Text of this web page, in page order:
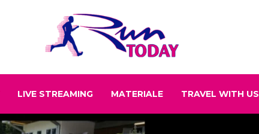
LIVE STREAMING MATERIALE TRAVEL WITH US